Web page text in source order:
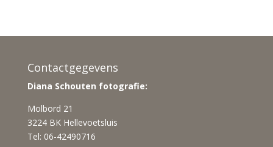
Contactgegevens
Diana Schouten fotografie:
Molbord 21
3224 BK Hellevoetsluis
Tel: 06-42490716